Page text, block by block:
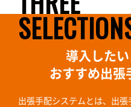
導入した
おすすめ出張
出張手配システムとは、出